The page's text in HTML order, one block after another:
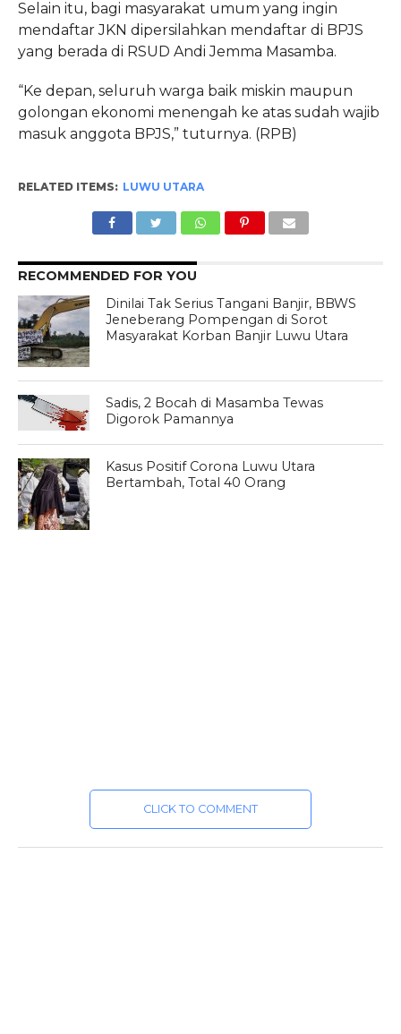
Selain itu, bagi masyarakat umum yang ingin
mendaftar JKN dipersilahkan mendaftar di BPJS
yang berada di RSUD Andi Jemma Masamba.
“Ke depan, seluruh warga baik miskin maupun
golongan ekonomi menengah ke atas sudah wajib
masuk anggota BPJS,” tuturnya. (RPB)
RELATED ITEMS: LUWU UTARA
RECOMMENDED FOR YOU
Dinilai Tak Serius Tangani Banjir, BBWS
Jeneberang Pompengan di Sorot
Masyarakat Korban Banjir Luwu Utara
Sadis, 2 Bocah di Masamba Tewas
Digorok Pamannya
Kasus Positif Corona Luwu Utara
Bertambah, Total 40 Orang
CLICK TO COMMENT